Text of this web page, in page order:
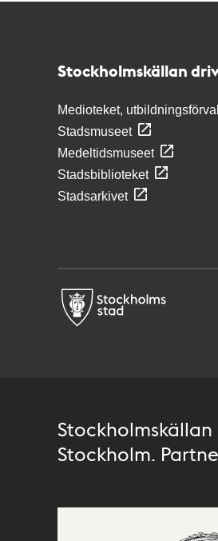
Stockholmskällan
Medioteket,
Stadsmuseet
Medeltidsmuseet
Stadsbiblioteket
Stadsarkivet
Stockholm.